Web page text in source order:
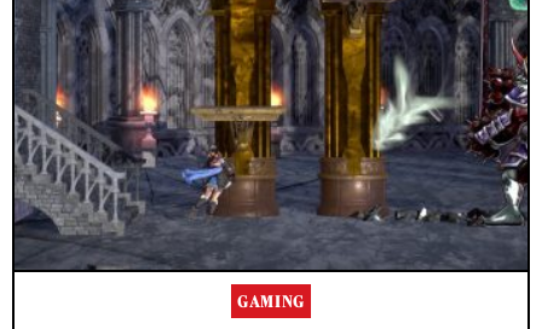
GAMING